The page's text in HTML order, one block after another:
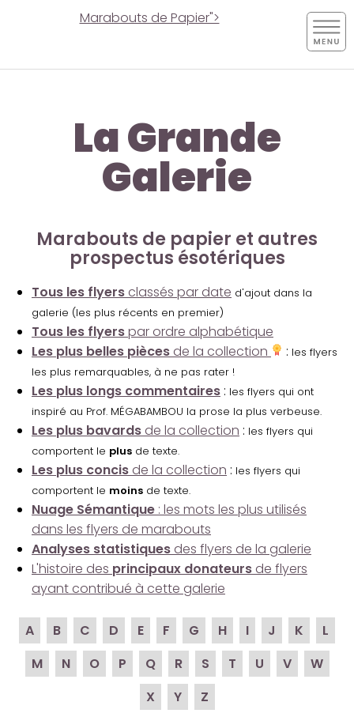
Marabouts de Papier">
La Grande
Galerie
Marabouts de papier et autres
prospectus ésotériques
Tous les flyers classés par date d'ajout dans la
galerie (les plus récents en premier)
Tous les flyerspar ordre alphabétique
Les plus belles pièces de la collection : les flyers
les plus remarquables, à ne pas rater !
Les plus longs commentaires : les flyers qui ont
inspiré au Prof. MÉGABAMBOU la prose la plus verbeuse.
Les plus bavards de la collection : les flyers qui
comportent le plus de texte.
Les plus concis de la collection : les flyers qui
comportent le moins de texte.
Nuage Sémantique : les mots les plus utilisés
dans les flyers de marabouts
Analyses statistiques des flyers de la galerie
L'histoire des principaux donateurs de flyers
ayant contribué à cette galerie
A B C D E F G H I J K
L
M
N O P Q R S T U V
W
X
Y Z